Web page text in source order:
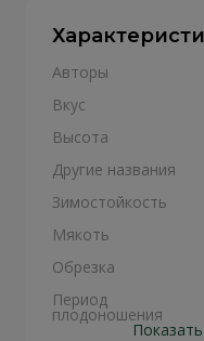
Авторы
Вкус
Высота
Другие названия
Зимостойкость
Мякоть
Обрезка
Период
плодоношения